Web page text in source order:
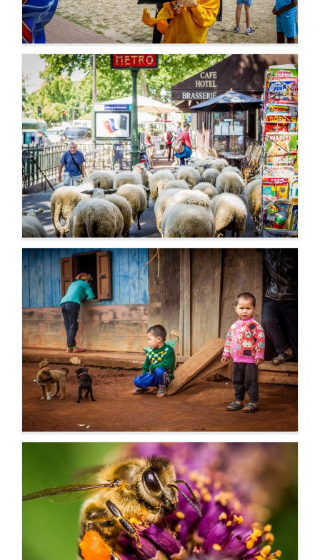
Développement durable,
économie solidaire
Portraits de frimousses
laotiennes
Macro Cosmos